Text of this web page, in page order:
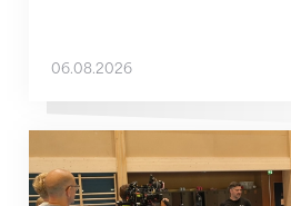
06.08.2026
Mit klaren Zielen nach Zagreb